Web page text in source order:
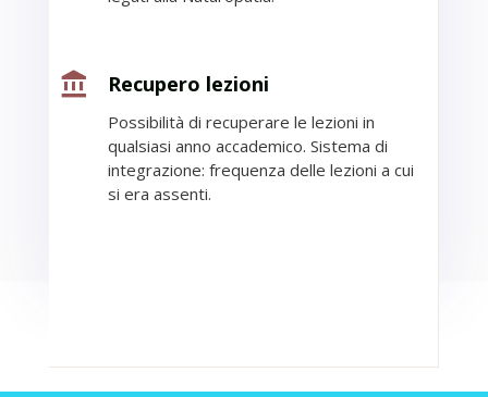
Recupero lezioni
Possibilità di recuperare le lezioni in
qualsiasi anno accademico. Sistema di
integrazione: frequenza delle lezioni a cui
si era assenti.